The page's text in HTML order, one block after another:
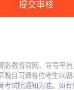
各教育官网、官号平
晚自习请各位考生以
考试院通知为准。如有